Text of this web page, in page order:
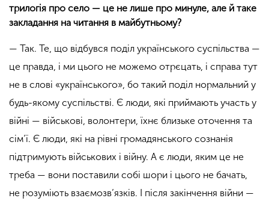
трилогія про село — це не лише про минуле, але й таке
закладання на читання в майбутньому?
— Так. Те, що відбувся поділ українського суспільства —
це правда, і ми цього не можемо отрєцать, і справа тут
не в слові «українського» , бо такий поділ нормальний у
будь-якому суспільстві. Є люди, які приймають участь у
війні — військові, волонтери, їхнє близьке оточення та
сім’ї. Є люди, які на рівні громадянського сознанія
підтримують військових і війну. А є люди, яким це не
треба — вони поставили собі шори і цього не бачать,
не розуміють взаємозв’язків. І після закінчення війни —